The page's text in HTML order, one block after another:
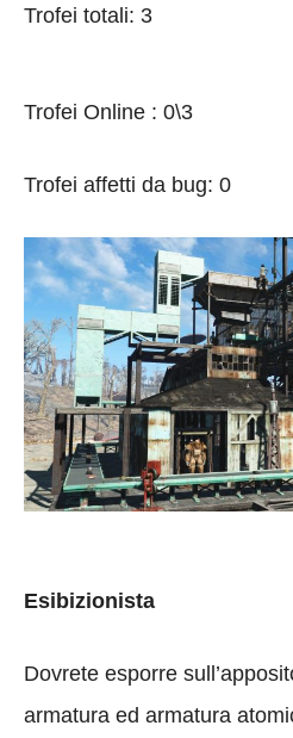
Trofei totali: 3
Trofei Online : 0\3
Trofei affetti da bug: 0
Esibizionista
Dovrete esporre
armatura ed armatura